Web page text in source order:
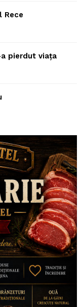
Rece
pierdut viața